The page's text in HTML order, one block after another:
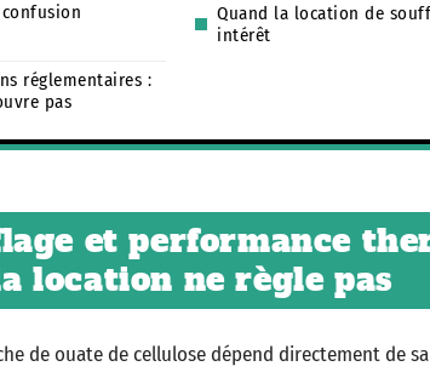
réglementaires :
pas
Quand la location de
intérêt
et performance
location ne règle pas
de ouate de cellulose dépend directement de